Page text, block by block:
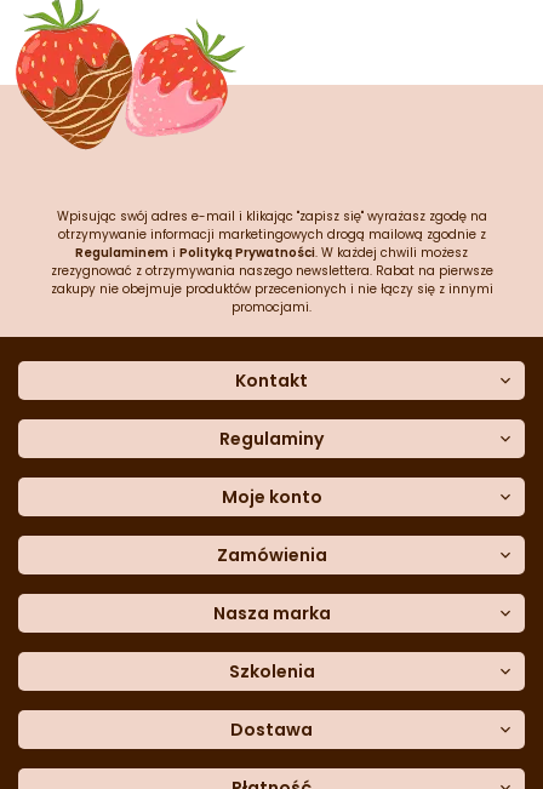
Wpisując swój adres e-mail i klikając "zapisz się" wyrażasz zgodę na
otrzymywanie informacji marketingowych drogą mailową zgodnie z
Regulaminem i Polityką Prywatności. W każdej chwili możesz
zrezygnować z otrzymywania naszego newslettera. Rabat na pierwsze
zakupy nie obejmuje produktów przecenionych i nie łączy się z innymi
promocjami.
Kontakt
Dane kontaktowe
Często zadawane pytania
Sklep stacjonarny
Formularz kontaktowy
Blog
telefon:601 767 272
Regulaminy
Polityka prywatności
Polityka cookies
Polityka reklamacji
Polityka zwrotów
Dostępność cyfrowa
Moje konto
Moje dane
Historia zamówień
Lista ulubionych
Moje rabaty
Zamówienia
Metody płatności
Dane do przelewu
Formularzreklamacji
Formularzzwrotu
Nasza marka
Trio Gelato
CDN
Szkolenia
Academy of Baker Arts
Dostawa